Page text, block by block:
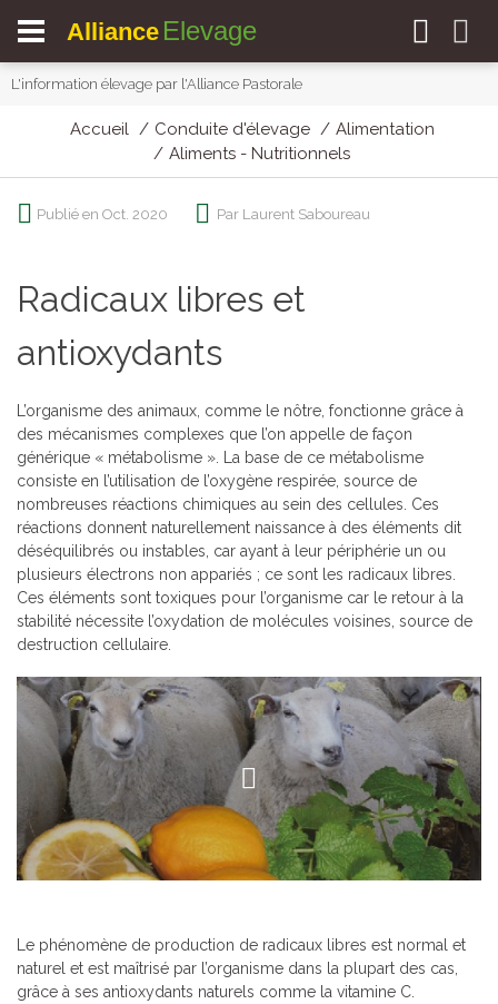
Alliance Elevage
L'information élevage par l'Alliance Pastorale
Accueil Conduite d'élevage
Alimentation
Aliments - Nutritionnels
Publié en Oct. 2020 Par Laurent Saboureau
Radicaux libres et
antioxydants
L’organisme des animaux, comme le nôtre, fonctionne grâce à
des mécanismes complexes que l’on appelle de façon
générique « métabolisme ». La base de ce métabolisme
consiste en l’utilisation de l’oxygène respirée, source de
nombreuses réactions chimiques au sein des cellules. Ces
réactions donnent naturellement naissance à des éléments dit
déséquilibrés ou instables, car ayant à leur périphérie un ou
plusieurs électrons non appariés ; ce sont les radicaux libres.
Ces éléments sont toxiques pour l’organisme car le retour à la
stabilité nécessite l’oxydation de molécules voisines, source de
destruction cellulaire.
Le phénomène de production de radicaux libres est normal et
naturel et est maîtrisé par l’organisme dans la plupart des cas,
grâce à ses antioxydants naturels comme la vitamine C.